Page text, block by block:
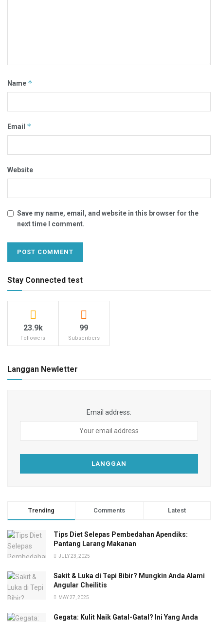
Name *
Email *
Website
Save my name, email, and website in this browser for the
next time I comment.
Stay Connected test
23.9k
Followers
99
Subscribers
Langgan Newletter
Email address:
Trending Comments Latest
Tips Diet Selepas Pembedahan Apendiks:
Pantang Larang Makanan
JULY 23, 2025
Sakit & Luka di Tepi Bibir? Mungkin Anda Alami
Angular Cheilitis
MAY 27, 2025
Gegata: Kulit Naik Gatal-Gatal? Ini Yang Anda